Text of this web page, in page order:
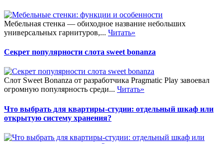
Мебельная стенка — обиходное название небольших
универсальных гарнитуров,... Читать»
Секрет популярности слота sweet bonanza
Слот Sweet Bonanza от разработчика Pragmatic Play завоевал
огромную популярность среди... Читать»
Что выбрать для квартиры-студии: отдельный шкаф или
открытую систему хранения?